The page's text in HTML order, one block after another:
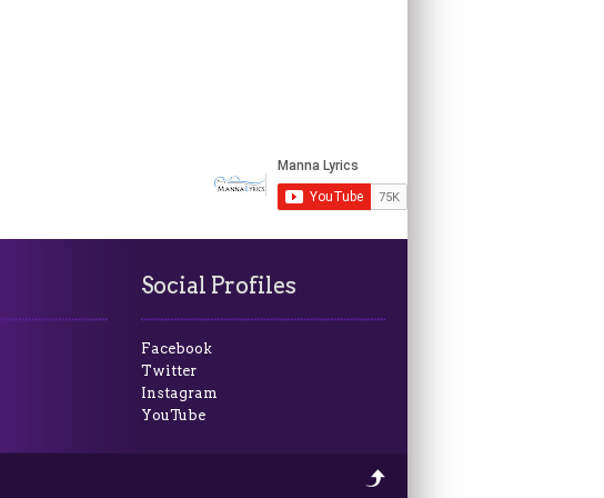
Social Profiles
Facebook
Twitter
Instagram
YouTube